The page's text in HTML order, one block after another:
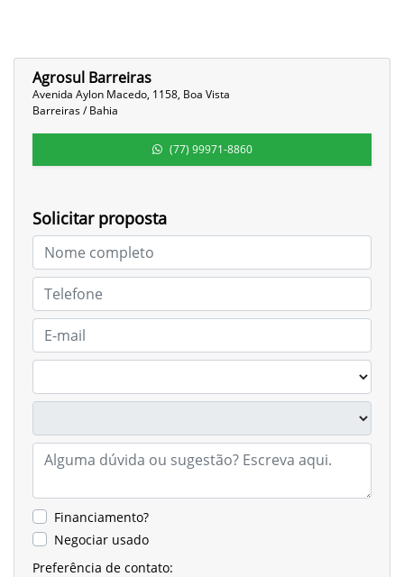
Agrosul Barreiras
Avenida Aylon Macedo, 1158, Boa Vista
Barreiras / Bahia
(77) 99971-8860
Solicitar proposta
Financiamento?
Negociar usado
Preferência de contato: